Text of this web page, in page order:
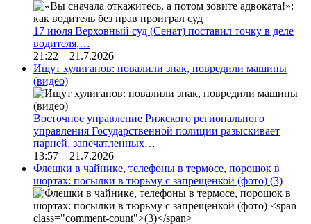
17 июля Верховный суд (Сенат) поставил точку в деле
водителя,…
21:22 21.7.2026
Ищут хулиганов: повалили знак, повредили машины
(видео)
Восточное управление Рижского регионального
управления Государственной полиции разыскивает
парней, запечатленных…
13:57 21.7.2026
Флешки в чайнике, телефоны в термосе, порошок в
шортах: посылки в тюрьму с запрещенкой (фото) (3)